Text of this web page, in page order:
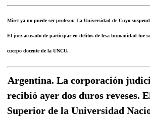
Miret ya no puede ser profesor. La Universidad de Cuyo
El juez acusado de participar en delitos de lesa humanidad fue
cuerpo docente de la UNCU.
Argentina. La corporación
recibió ayer dos duros reveses.
Superior de la Universidad